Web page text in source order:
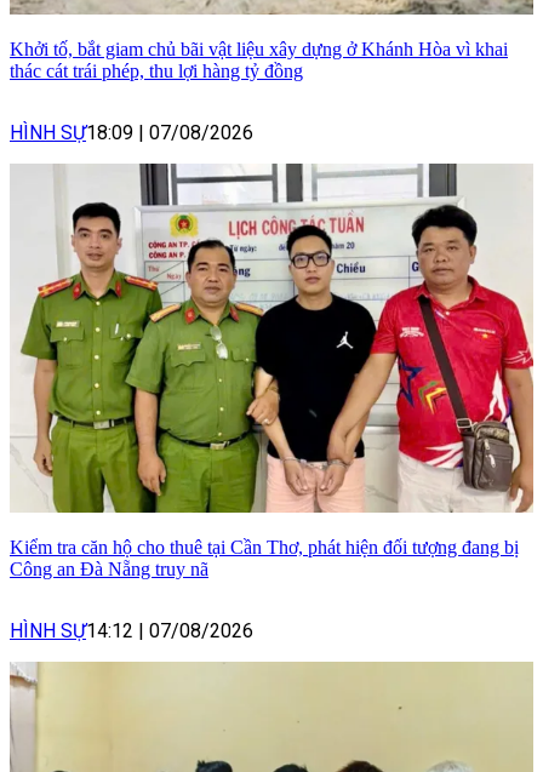
Khởi tố, bắt giam chủ bãi vật liệu xây dựng ở Khánh Hòa vì khai
thác cát trái phép, thu lợi hàng tỷ đồng
HÌNH SỰ18:09 07/08/2026
Kiểm tra căn hộ cho thuê tại Cần Thơ, phát hiện đối tượng đang bị
Công an Đà Nẵng truy nã
HÌNH SỰ14:12 07/08/2026